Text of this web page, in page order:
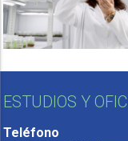
ESTUDIOS Y
Teléfono